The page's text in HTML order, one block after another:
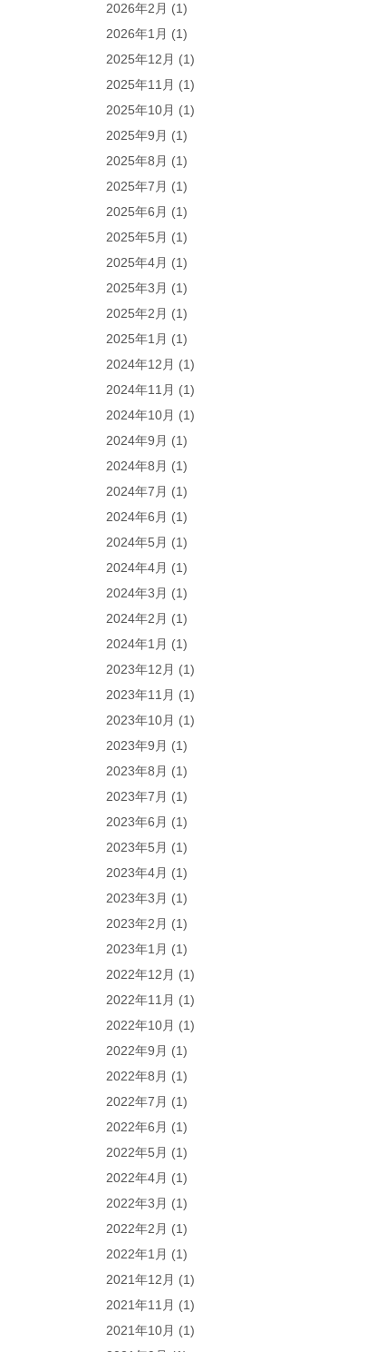
2026年2月 (1)
2026年1月 (1)
2025年12月 (1)
2025年11月 (1)
2025年10月 (1)
2025年9月 (1)
2025年8月 (1)
2025年7月 (1)
2025年6月 (1)
2025年5月 (1)
2025年4月 (1)
2025年3月 (1)
2025年2月 (1)
2025年1月 (1)
2024年12月 (1)
2024年11月 (1)
2024年10月 (1)
2024年9月 (1)
2024年8月 (1)
2024年7月 (1)
2024年6月 (1)
2024年5月 (1)
2024年4月 (1)
2024年3月 (1)
2024年2月 (1)
2024年1月 (1)
2023年12月 (1)
2023年11月 (1)
2023年10月 (1)
2023年9月 (1)
2023年8月 (1)
2023年7月 (1)
2023年6月 (1)
2023年5月 (1)
2023年4月 (1)
2023年3月 (1)
2023年2月 (1)
2023年1月 (1)
2022年12月 (1)
2022年11月 (1)
2022年10月 (1)
2022年9月 (1)
2022年8月 (1)
2022年7月 (1)
2022年6月 (1)
2022年5月 (1)
2022年4月 (1)
2022年3月 (1)
2022年2月 (1)
2022年1月 (1)
2021年12月 (1)
2021年11月 (1)
2021年10月 (1)